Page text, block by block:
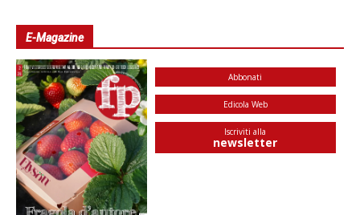
E-Magazine
Abbonati
Edicola Web
Iscriviti alla
newsletter